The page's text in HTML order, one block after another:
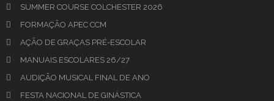
SUMMER COURSE COLCHESTER 2026
FORMAÇÃO APEC CCM
AÇÃO DE GRAÇAS PRÉ-ESCOLAR
MANUAIS ESCOLARES 26/27
AUDIÇÃO MUSICAL FINAL DE ANO
FESTA NACIONAL DE GINÁSTICA